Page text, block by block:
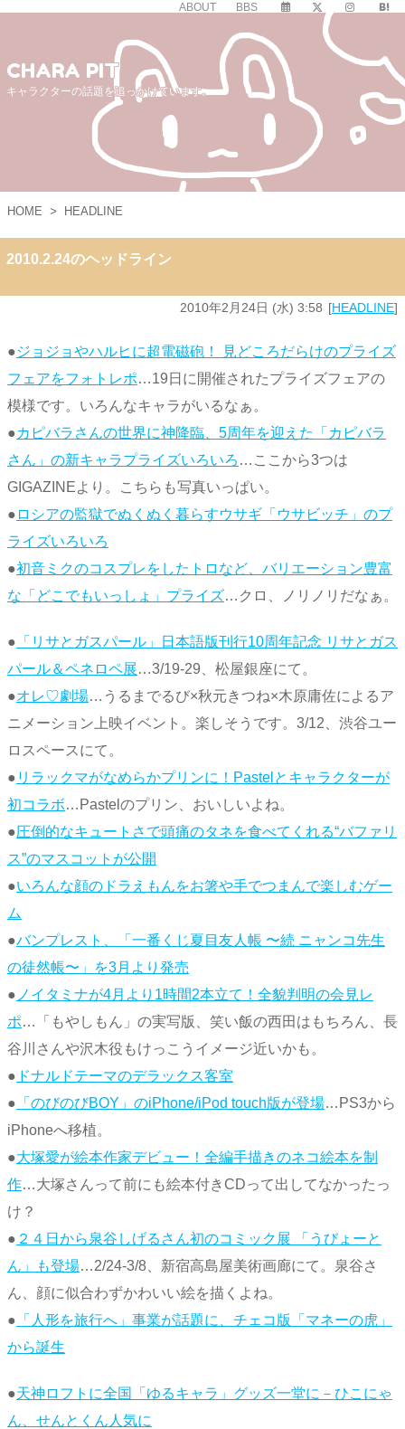
ABOUT BBS
CHARA PIT
キャラクターの話題を追っかけています。
HOME > HEADLINE
2010.2.24のヘッドライン
2010年2月24日 (水) 3:58 HEADLINE
●ジョジョやハルヒに超電磁砲！ 見どころだらけのプライズ
フェアをフォトレポ…19日に開催されたプライズフェアの
模様です。いろんなキャラがいるなぁ。
●カピバラさんの世界に神降臨、5周年を迎えた「カピバラ
さん」の新キャラプライズいろいろ …ここから3つは
GIGAZINEより。こちらも写真いっぱい。
● ロシアの監獄でぬくぬく暮らすウサギ「ウサビッチ」のプ
ライズいろいろ
●初音ミクのコスプレをしたトロなど、バリエーション豊富
な「どこでもいっしょ」プライズ…クロ、ノリノリだなぁ。
● 「リサとガスパール」日本語版刊行10周年記念 リサとガス
パール＆ペネロペ展…3/19-29、松屋銀座にて。
●オレ♡劇場…うるまでるび×秋元きつね×木原庸佐によるア
ニメーション上映イベント。楽しそうです。3/12、渋谷ユー
ロスペースにて。
● リラックマがなめらかプリンに！Pastelとキャラクターが
初コラボ…Pastelのプリン、おいしいよね。
●圧倒的なキュートさで頭痛のタネを食べてくれる“バファリ
ス”のマスコットが公開
●いろんな顔のドラえもんをお箸や手でつまんで楽しむゲー
ム
●バンプレスト、「一番くじ夏目友人帳 〜続 ニャンコ先生
の徒然帳〜」を3月より発売
● ノイタミナが4月より1時間2本立て！全貌判明の会見レ
ポ…「もやしもん」の実写版、笑い飯の西田はもちろん、長
谷川さんや沢木役もけっこうイメージ近いかも。
● ドナルドテーマのデラックス客室
● 「のびのびBOY」のiPhone/iPod touch版が登場…PS3から
iPhoneへ移植。
●大塚愛が絵本作家デビュー！全編手描きのネコ絵本を制
作…大塚さんって前にも絵本付きCDって出してなかったっ
け？
● ２４日から泉谷しげるさん初のコミック展 「うびょーと
ん」も登場…2/24-3/8、新宿高島屋美術画廊にて。泉谷さ
ん、顔に似合わずかわいい絵を描くよね。
● 「人形を旅行へ」事業が話題に、チェコ版「マネーの虎」
から誕生
●天神ロフトに全国「ゆるキャラ」グッズ一堂に－ひこにゃ
ん、せんとくん人気に